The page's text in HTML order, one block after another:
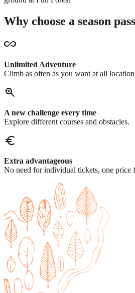
Why choose a season
all_inclusive
Unlimited Adventure
Climb as often as you want at all
saved_search
A new challenge every time
Explore different courses and obstacles.
euro_symbol
Extra advantageous
No need for individual tickets, one price